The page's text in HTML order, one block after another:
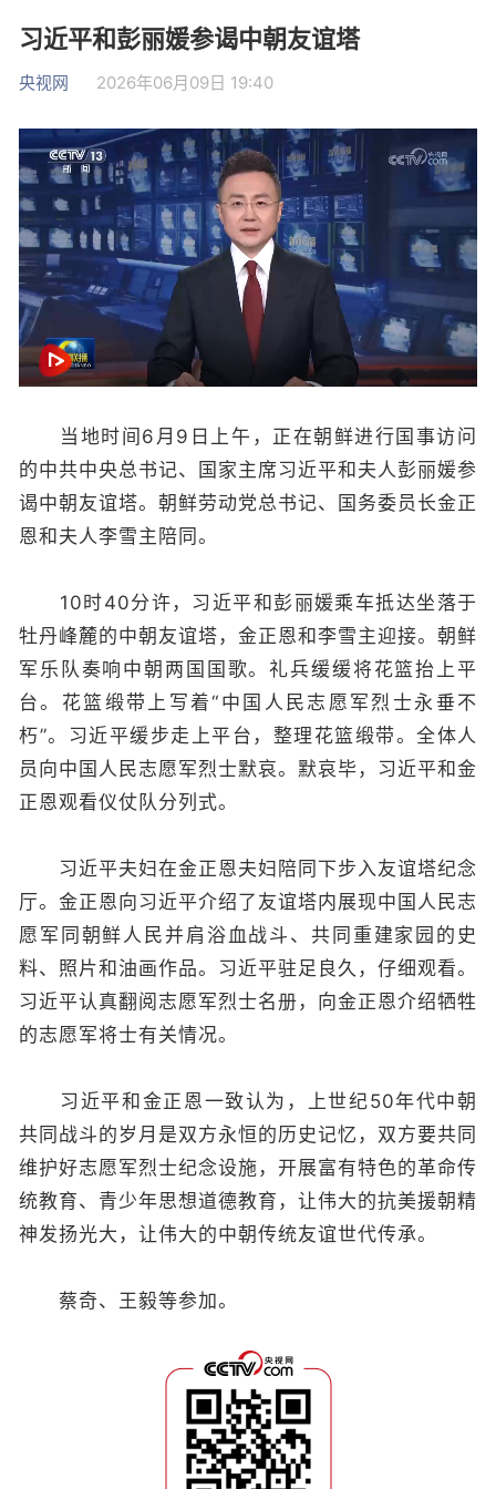
习近平和彭丽媛参谒中朝友谊塔
央视网 2026年06月09日 19:40
当地时间6月9日上午，正在朝鲜进行国事访问
的中共中央总书记、国家主席习近平和夫人彭丽媛参
谒中朝友谊塔。朝鲜劳动党总书记、国务委员长金正
恩和夫人李雪主陪同。
10时40分许，习近平和彭丽媛乘车抵达坐落于
牡丹峰麓的中朝友谊塔，金正恩和李雪主迎接。朝鲜
军乐队奏响中朝两国国歌。礼兵缓缓将花篮抬上平
台。花篮缎带上写着“中国人民志愿军烈士永垂不
朽”。习近平缓步走上平台，整理花篮缎带。全体人
员向中国人民志愿军烈士默哀。默哀毕，习近平和金
正恩观看仪仗队分列式。
习近平夫妇在金正恩夫妇陪同下步入友谊塔纪念
厅。金正恩向习近平介绍了友谊塔内展现中国人民志
愿军同朝鲜人民并肩浴血战斗、共同重建家园的史
料、照片和油画作品。习近平驻足良久，仔细观看。
习近平认真翻阅志愿军烈士名册，向金正恩介绍牺牲
的志愿军将士有关情况。
习近平和金正恩一致认为，上世纪50年代中朝
共同战斗的岁月是双方永恒的历史记忆，双方要共同
维护好志愿军烈士纪念设施，开展富有特色的革命传
统教育、青少年思想道德教育，让伟大的抗美援朝精
神发扬光大，让伟大的中朝传统友谊世代传承。
蔡奇、王毅等参加。